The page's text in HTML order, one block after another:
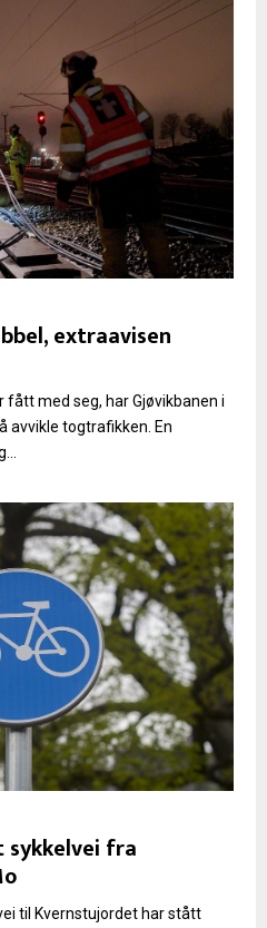
extraavisen
med seg, har Gjøvikbanen i
avvikle togtrafikken. En
sykkelvei fra
til Kvernstujordet har stått